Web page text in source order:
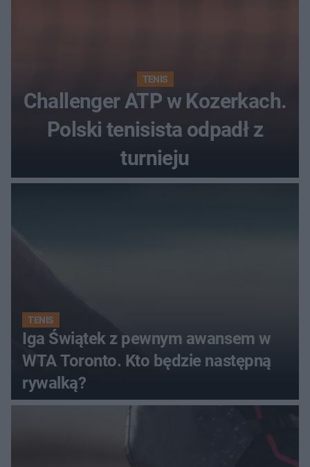
TENIS
Challenger ATP w Kozerkach.
Polski tenisista odpadł z
turnieju
TENIS
Iga Świątek z pewnym awansem w
WTA Toronto. Kto będzie następną
rywalką?